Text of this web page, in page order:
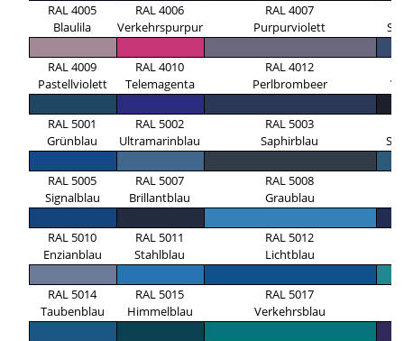
RAL 4005
Blaulila
RAL 4006
Verkehrspurpur
RAL 4007
Purpurviolett
RAL 4009
Pastellviolett
RAL 4010
Telemagenta
RAL 4012
Perlbrombeer
RAL 5001
Grünblau
RAL 5002
Ultramarinblau
RAL 5003
Saphirblau
RAL 5005
Signalblau
RAL 5007
Brillantblau
RAL 5008
Graublau
RAL 5010
Enzianblau
RAL 5011
Stahlblau
RAL 5012
Lichtblau
RAL 5014
Taubenblau
RAL 5015
Himmelblau
RAL 5017
Verkehrsblau